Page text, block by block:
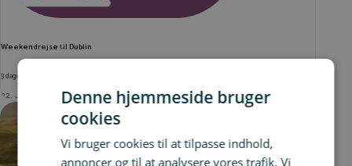
Weekendrejse til Dublin
3 dage på centralt 4* hotel inkl. fly
22. JUN 2026
Denne hjemmeside bruger
cookies
Vi bruger cookies til at tilpasse indhold,
annoncer og til at analysere vores trafik. Vi